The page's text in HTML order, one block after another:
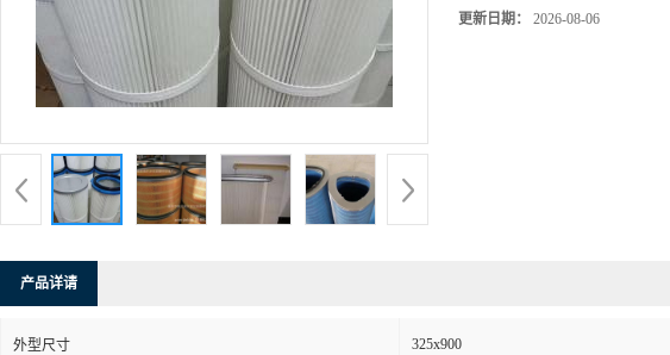
更新日期： 2026-08-06
产品详请
外型尺寸 325x900